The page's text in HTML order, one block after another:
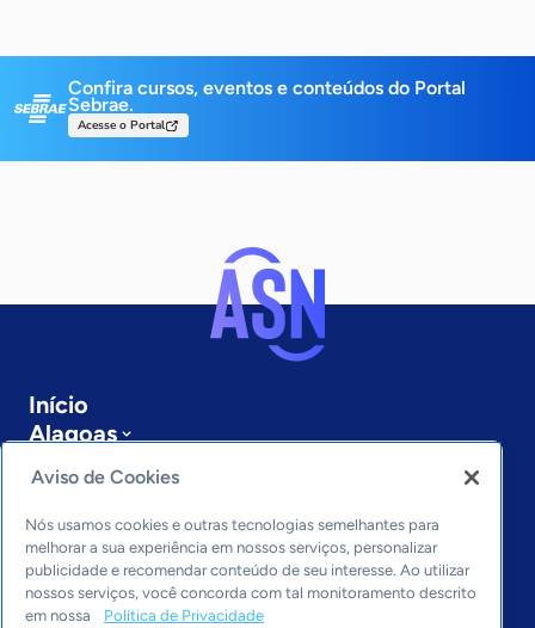
Confira cursos, eventos e conteúdos do Portal
Sebrae.
Acesse o Portal
Início
Alagoas
Sobre a ASN
Últimas notícias
Entre em contato
Editorias
Economia & Política
Aviso de Cookies
Nós usamos cookies e outras tecnologias semelhantes para
melhorar a sua experiência em nossos serviços, personalizar
publicidade e recomendar conteúdo de seu interesse. Ao utilizar
nossos serviços, você concorda com tal monitoramento descrito
em nossa
Política de Privacidade